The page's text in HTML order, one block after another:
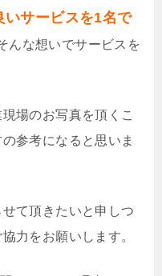
いサービスを1名で
んな想いでサービスを
場のお写真を頂くこ
参考になると思いま
て頂きたいと申しつ
力をお願いします。